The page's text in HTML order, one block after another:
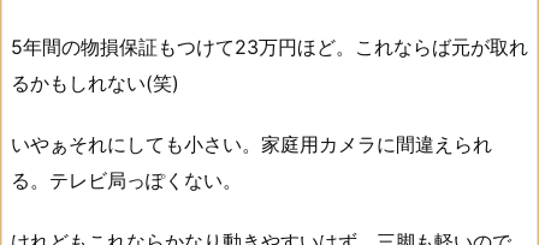
5年間の物損保証もつけて23万円ほど。これならば元が取れ
るかもしれない(笑)
いやぁそれにしても小さい。家庭用カメラに間違えられ
る。テレビ局っぽくない。